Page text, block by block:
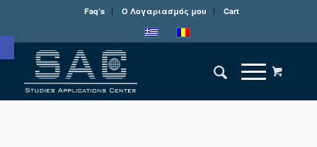
Ανοίξτε τη γραμμή εργαλείων
Faq’s Ο Λογαριασμός μου Cart